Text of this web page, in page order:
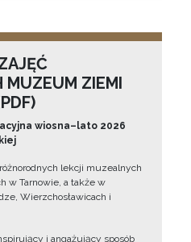
MUZEUM ZIEMI
wiosna–lato 2026
lekcji muzealnych
w Tarnowie, a także w
Wierzchosławicach i
i angażujący sposób